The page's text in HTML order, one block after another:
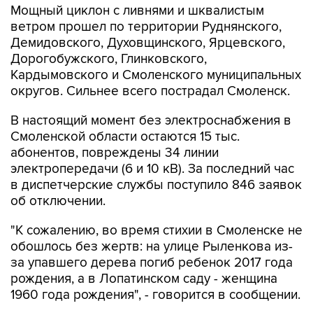
Мощный циклон с ливнями и шквалистым
ветром прошел по территории Руднянского,
Демидовского, Духовщинского, Ярцевского,
Дорогобужского, Глинковского,
Кардымовского и Смоленского муниципальных
округов. Сильнее всего пострадал Смоленск.
В настоящий момент без электроснабжения в
Смоленской области остаются 15 тыс.
абонентов, повреждены 34 линии
электропередачи (6 и 10 кВ). За последний час
в диспетчерские службы поступило 846 заявок
об отключении.
"К сожалению, во время стихии в Смоленске не
обошлось без жертв: на улице Рыленкова из-
за упавшего дерева погиб ребенок 2017 года
рождения, а в Лопатинском саду - женщина
1960 года рождения", - говорится в сообщении.